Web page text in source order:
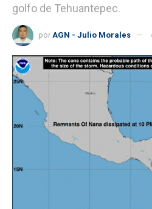
golfo de Tehuantepec.
por AGN - Julio Morales